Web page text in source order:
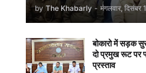
by The Khabarly - मंगलवार,
बोकारो में सड़क
दो प्रमुख रूट पर
प्रस्ताव